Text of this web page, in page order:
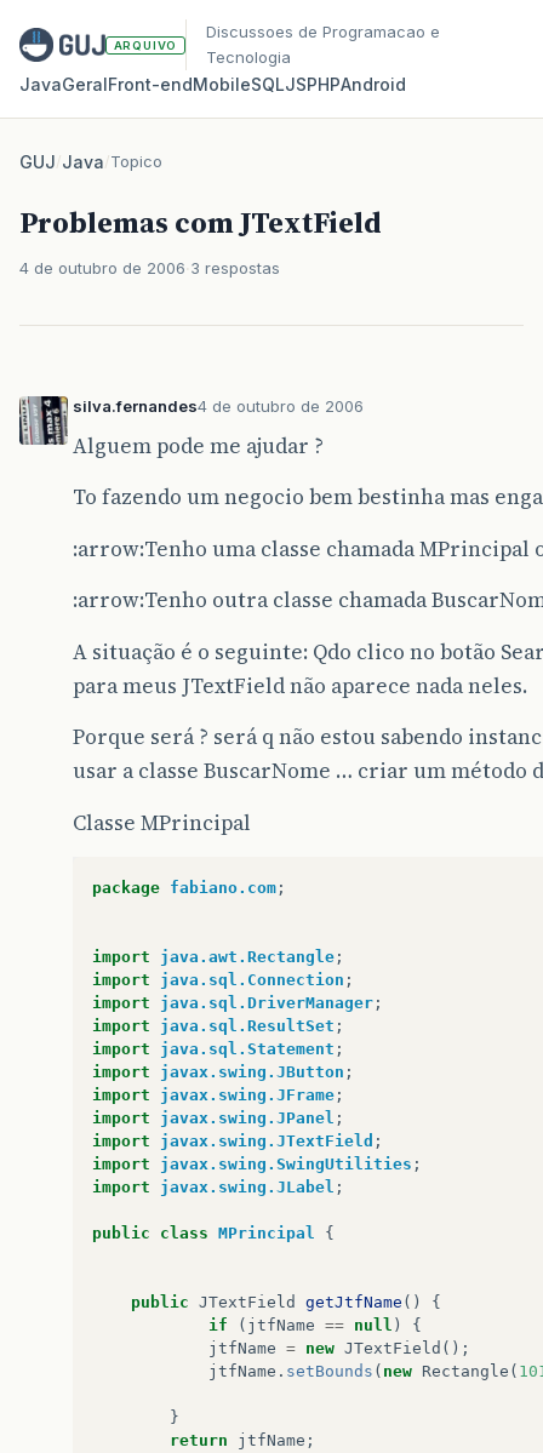
ARQUIVO
Discussoes de Programacao e
Tecnologia
JavaGeralFront‑endMobileSQLJSPHPAndroid
GUJ/Java/Topico
Problemas com JTextField
4 de outubro de 2006 3 respostas
silva.fernandes4 de outubro de 2006
Alguem pode me ajudar ?
To fazendo um negocio bem bestinha mas
:arrow:Tenho uma classe chamada MPrincipal
:arrow:Tenho outra classe chamada
A situação é o seguinte: Qdo clico no botão
para meus JTextField não aparece nada neles.
Porque será ? será q não estou sabendo
usar a classe BuscarNome … criar um
Classe MPrincipal
package fabiano.com ;
import java.awt.Rectangle ;
import
java.sql.Connection ;
import
java.sql.DriverManager ;
import
java.sql.ResultSet ;
import
java.sql.Statement ;
import
javax.swing.JButton ;
import
javax.swing.JFrame ;
import
javax.swing.JPanel ;
import
javax.swing.JTextField ;
import
javax.swing.SwingUtilities ;
import
javax.swing.JLabel ;
public class MPrincipal {
public JTextField getJtfName ()
{
if
( jtfName == null )
{
jtfName = new JTextField ();
jtfName . setBounds ( new Rectangle (
}
return
jtfName ;